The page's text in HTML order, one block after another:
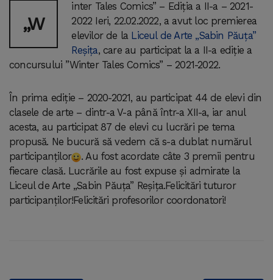
„W
inter Tales Comics” – Ediția a II-a – 2021-
2022 Ieri, 22.02.2022, a avut loc premierea
elevilor de la Liceul de Arte „Sabin Păuța”
Reșița, care au participat la a II-a ediție a
concursului ”Winter Tales Comics” – 2021-2022.
În prima ediție – 2020-2021, au participat 44 de elevi din
clasele de arte – dintr-a V-a până într-a XII-a, iar anul
acesta, au participat 87 de elevi cu lucrări pe tema
propusă. Ne bucură să vedem că s-a dublat numărul
participanților
. Au fost acordate câte 3 premii pentru
fiecare clasă. Lucrările au fost expuse și admirate la
Liceul de Arte „Sabin Păuța” Reșița.Felicitări tuturor
participanților!Felicitări profesorilor coordonatori!